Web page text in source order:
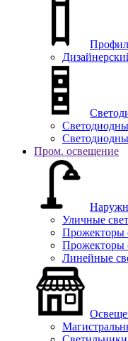
Пром. освещение
Уличные
Прожекторы
Прожекторы
Линейные